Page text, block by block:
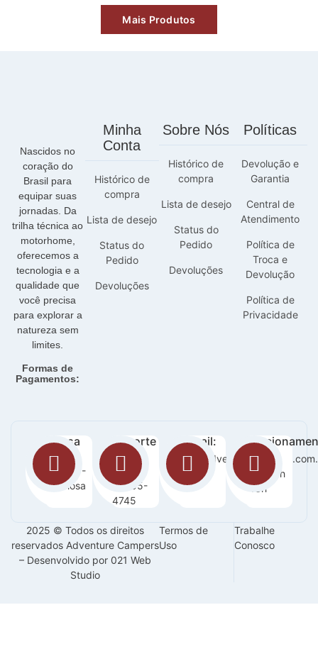
Mais Produtos
Nascidos no
coração do
Brasil para
equipar suas
jornadas. Da
trilha técnica ao
motorhome,
oferecemos a
tecnologia e a
qualidade que
você precisa
para explorar a
natureza sem
limites.
Formas de
Pagamentos:
Minha
Conta
Histórico de
compra
Lista de desejo
Status do
Pedido
Devoluções
Sobre Nós
Histórico de
compra
Lista de desejo
Status do
Pedido
Devoluções
Políticas
Devolução e
Garantia
Central de
Atendimento
Política de
Troca e
Devolução
Política de
Privacidade
Nossa
loja:
Orla 14 -
Graciosa
Suporte
:
63
99255-
4745
E-mail:
Seg -
Sab / 8h
-18h
2025 © Todos os direitos
reservados Adventure Campers
– Desenvolvido por 021 Web
Studio
Termos de
Uso
Trabalhe
Conosco